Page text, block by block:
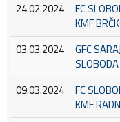
24.02.2024
FC
KMF
03.03.2024
GFC
09.03.2024
FC
KMF